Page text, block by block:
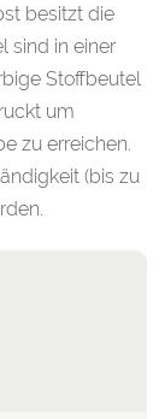
besitzt die
sind in einer
Stoffbeutel
um
zu erreichen.
(bis zu